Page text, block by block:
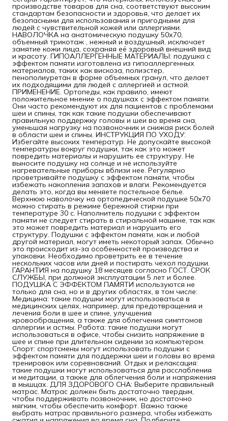
производстве товаров для сна, соответствуют высоким
стандартам безопасности и здоровья, что делает их
безопасными для использования и пригодными для
людей с чувствительной кожей или аллергиями.
НАВОЛОЧКА на анатомическую подушку 50х70,
объемный трикотаж , нежный и воздушный, исключает
замятие кожи лица, сохраняя её здоровый внешний вид
и красоту. ГИПОАЛЛЕРГЕННЫЕ МАТЕРИАЛЫ: подушка с
эффектом памяти изготовлена из гипоаллергенных
материалов, таких как вискоза, полиэстер,
пенополиуретан в форме объемных гранул, что делает
их подходящими для людей с аллергией и астмой.
ПРИМЕНЕНИЕ. Ортопеды, как правило, имеют
положительное мнение о подушках с эффектом памяти.
Они часто рекомендуют их для пациентов с проблемами
шеи и спины, так как такие подушки обеспечивают
правильную поддержку головы и шеи во время сна,
уменьшая нагрузку на позвоночник и снижая риск болей
в области шеи и спины. ИНСТРУКЦИЯ ПО УХОДУ:
Избегайте высоких температур. Не допускайте высокой
температуры вокруг подушки, так как это может
повредить материалы и нарушить ее структуру. Не
выносите подушку на солнце и не используйте
нагревательные приборы вблизи нее. Регулярно
проветривайте подушку с эффектом памяти, чтобы
избежать накопления запахов и влаги. Рекомендуется
делать это, когда вы меняете постельное белье.
Верхнюю наволочку на ортопедической подушке 50х70
можно стирать в режиме бережной стирки при
температуре 30 с. Наполнитель подушки с эффектом
памяти не следует стирать в стиральной машине, так как
это может повредить материал и нарушить его
структуру. Подушки с эффектом памяти, как и любой
другой материал, могут иметь некоторый запах. Обычно
это происходит из-за особенностей производства и
упаковки. Необходимо проветрить ее в течение
нескольких часов или дней и постирать чехол подушки.
ГАРАНТИЯ на подушку 18 месяцев согласно ГОСТ. СРОК
СЛУЖБЫ, при должной эксплуатации 5 лет и более.
ПОДУШКА С ЭФФЕКТОМ ПАМЯТИ используются не
только для сна, но и в других областях, в том числе:
Медицина: такие подушки могут использоваться в
медицинских целях, например, для предотвращения и
лечения боли в шее и спине, улучшения
кровообращения, а также для облегчения симптомов
аллергии и астмы. Работа: такие подушки могут
использоваться в офисе, чтобы снизить напряжение в
шее и спине при длительном сидении за компьютером.
Спорт: спортсмены могут использовать подушки с
эффектом памяти для поддержки шеи и головы во время
тренировок или соревнований. Отдых и релаксация:
такие подушки могут использоваться для расслабления
и медитации, а также для облегчения боли и напряжения
в мышцах. ДЛЯ ЗДОРОВОГО СНА: Выберите правильный
матрас. Матрас должен быть достаточно твердым,
чтобы поддерживать позвоночник, но достаточно
мягким, чтобы обеспечить комфорт. Важно также
выбрать матрас правильного размера, чтобы избежать